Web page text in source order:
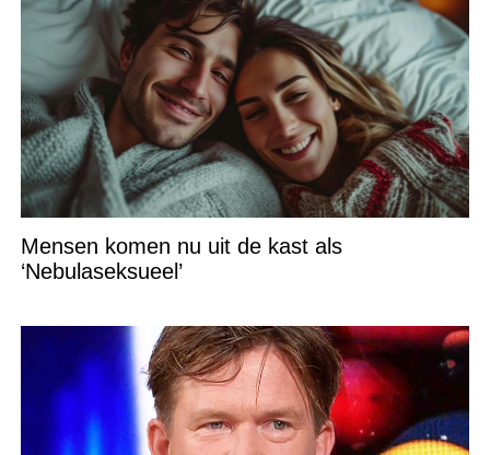
Mensen komen nu uit de kast als
‘Nebulaseksueel’